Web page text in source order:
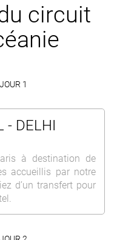
circuit
JOUR 1
- DELHI
à destination de
accueillis par notre
d’un transfert pour